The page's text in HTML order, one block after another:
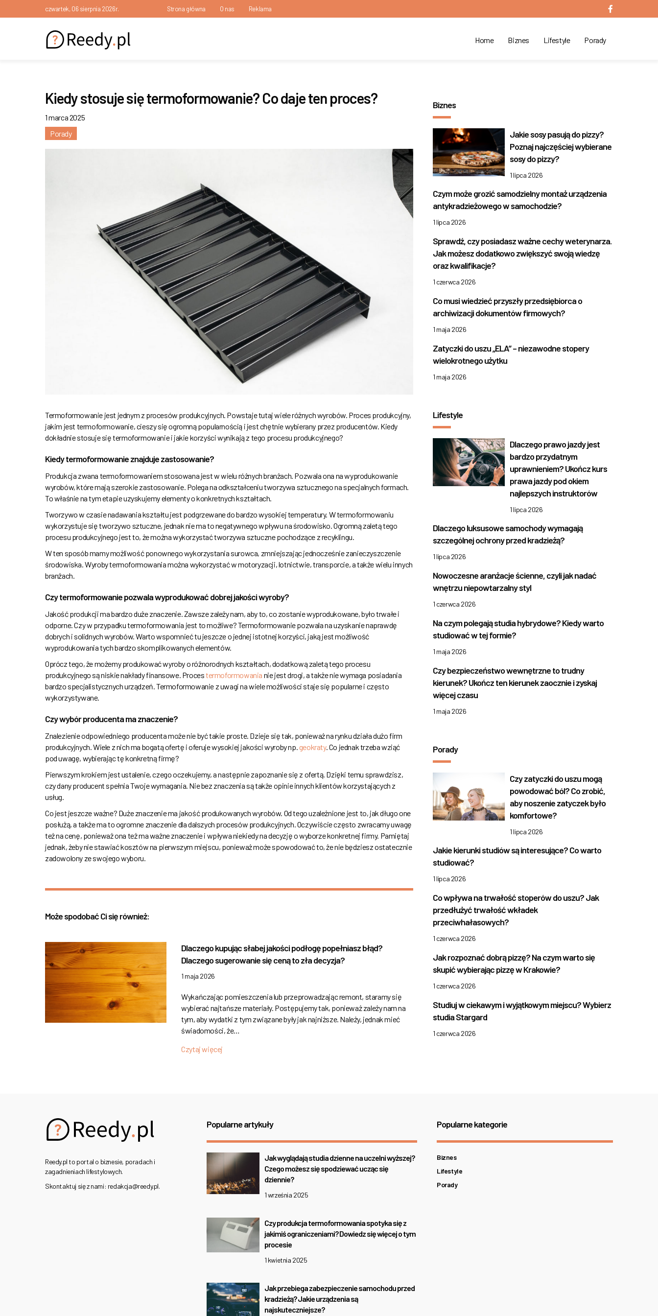
czwartek, 06 sierpnia 2026r. Strona główna O nas Reklama
Home Biznes Lifestyle Porady
Kiedy stosuje się termoformowanie? Co daje ten proces?
1 marca 2025
Porady
Termoformowanie jest jednym z procesów produkcyjnych. Powstaje tutaj wiele różnych wyrobów. Proces produkcyjny,
jakim jest termoformowanie, cieszy się ogromną popularnością i jest chętnie wybierany przez producentów. Kiedy
dokładnie stosuje się termoformowanie i jakie korzyści wynikają z tego procesu produkcyjnego?
Kiedy termoformowanie znajduje zastosowanie?
Produkcja zwana termoformowaniem stosowana jest w wielu różnych branżach. Pozwala ona na wyprodukowanie
wyrobów, które mają szerokie zastosowanie. Polega na odkształceniu tworzywa sztucznego na specjalnych formach.
To właśnie na tym etapie uzyskujemy elementy o konkretnych kształtach.
Tworzywo w czasie nadawania kształtu jest podgrzewane do bardzo wysokiej temperatury. W termoformowaniu
wykorzystuje się tworzywo sztuczne, jednak nie ma to negatywnego wpływu na środowisko. Ogromną zaletą tego
procesu produkcyjnego jest to, że można wykorzystać tworzywa sztuczne pochodzące z recyklingu.
W ten sposób mamy możliwość ponownego wykorzystania surowca, zmniejszając jednocześnie zanieczyszczenie
środowiska. Wyroby termoformowania można wykorzystać w motoryzacji, lotnictwie, transporcie, a także wielu innych
branżach.
Czy termoformowanie pozwala wyprodukować dobrej jakości wyroby?
Jakość produkcji ma bardzo duże znaczenie. Zawsze zależy nam, aby to, co zostanie wyprodukowane, było trwałe i
odporne. Czy w przypadku termoformowania jest to możliwe? Termoformowanie pozwala na uzyskanie naprawdę
dobrych i solidnych wyrobów. Warto wspomnieć tu jeszcze o jednej istotnej korzyści, jaką jest możliwość
wyprodukowania tych bardzo skomplikowanych elementów.
Oprócz tego, że możemy produkować wyroby o różnorodnych kształtach, dodatkową zaletą tego procesu
produkcyjnego są niskie nakłady finansowe. Procestermoformowania nie jest drogi, a także nie wymaga posiadania
bardzo specjalistycznych urządzeń. Termoformowanie z uwagi na wiele możliwości staje się popularne i często
wykorzystywane.
Czy wybór producenta ma znaczenie?
Znalezienie odpowiedniego producenta może nie być takie proste. Dzieje się tak, ponieważ na rynku działa dużo firm
produkcyjnych. Wiele z nich ma bogatą ofertę i oferuje wysokiej jakości wyroby np. geokraty. Co jednak trzeba wziąć
pod uwagę, wybierając tę konkretną firmę?
Pierwszym krokiem jest ustalenie, czego oczekujemy, a następnie zapoznanie się z ofertą. Dzięki temu sprawdzisz,
czy dany producent spełnia Twoje wymagania. Nie bez znaczenia są także opinie innych klientów korzystających z
usług.
Co jest jeszcze ważne? Duże znaczenie ma jakość produkowanych wyrobów. Od tego uzależnione jest to, jak długo one
posłużą, a także ma to ogromne znaczenie dla dalszych procesów produkcyjnych. Oczywiście często zwracamy uwagę
też na cenę, ponieważ ona też ma ważne znaczenie i wpływa niekiedy na decyzję o wyborze konkretnej firmy. Pamiętaj
jednak, żeby nie stawiać kosztów na pierwszym miejscu, ponieważ może spowodować to, że nie będziesz ostatecznie
zadowolony ze swojego wyboru.
Może spodobać Ci się również:
Dlaczego kupując słabej jakości podłogę popełniasz błąd?
Dlaczego sugerowanie się ceną to zła decyzja?
1 maja 2026
Wykańczając pomieszczenia lub przeprowadzając remont, staramy się
wybierać najtańsze materiały. Postępujemy tak, ponieważ zależy nam na
tym, aby wydatki z tym związane były jak najniższe. Należy, jednak mieć
świadomości, że…
Czytaj więcej
Biznes
Jakie sosy pasują do pizzy?
Poznaj najczęściej wybierane
sosy do pizzy?
1 lipca 2026
Czym może grozić samodzielny montaż urządzenia
antykradzieżowego w samochodzie?
1 lipca 2026
Sprawdź, czy posiadasz ważne cechy weterynarza.
Jak możesz dodatkowo zwiększyć swoją wiedzę
oraz kwalifikacje?
1 czerwca 2026
Co musi wiedzieć przyszły przedsiębiorca o
archiwizacji dokumentów firmowych?
1 maja 2026
Zatyczki do uszu „ELA” – niezawodne stopery
wielokrotnego użytku
1 maja 2026
Lifestyle
Dlaczego prawo jazdy jest
bardzo przydatnym
uprawnieniem? Ukończ kurs
prawa jazdy pod okiem
najlepszych instruktorów
1 lipca 2026
Dlaczego luksusowe samochody wymagają
szczególnej ochrony przed kradzieżą?
1 lipca 2026
Nowoczesne aranżacje ścienne, czyli jak nadać
wnętrzu niepowtarzalny styl
1 czerwca 2026
Na czym polegają studia hybrydowe? Kiedy warto
studiować w tej formie?
1 maja 2026
Czy bezpieczeństwo wewnętrzne to trudny
kierunek? Ukończ ten kierunek zaocznie i zyskaj
więcej czasu
1 maja 2026
Porady
Czy zatyczki do uszu mogą
powodować ból? Co zrobić,
aby noszenie zatyczek było
komfortowe?
1 lipca 2026
Jakie kierunki studiów są interesujące? Co warto
studiować?
1 lipca 2026
Co wpływa na trwałość stoperów do uszu? Jak
przedłużyć trwałość wkładek
przeciwhałasowych?
1 czerwca 2026
Jak rozpoznać dobrą pizzę? Na czym warto się
skupić wybierając pizzę w Krakowie?
1 czerwca 2026
Studiuj w ciekawym i wyjątkowym miejscu? Wybierz
studia Stargard
1 czerwca 2026
Reedy.pl to portal o biznesie, poradach i
zagadnieniach lifestylowych.
Skontaktuj się z nami: redakcja@reedy.pl.
Popularne artykuły
Jak wyglądają studia dzienne na uczelni wyższej?
Czego możesz się spodziewać ucząc się
dziennie?
1 września 2025
Czy produkcja termoformowania spotyka się z
jakimiś ograniczeniami? Dowiedz się więcej o tym
procesie
1 kwietnia 2025
Jak przebiega zabezpieczenie samochodu przed
kradzieżą? Jakie urządzenia są
najskuteczniejsze?
Popularne kategorie
Biznes
Lifestyle
Porady